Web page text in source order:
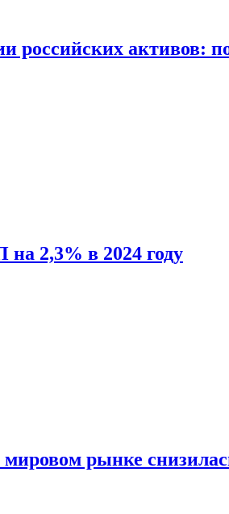
российских активов:
2,3% в 2024 году
мировом рынке